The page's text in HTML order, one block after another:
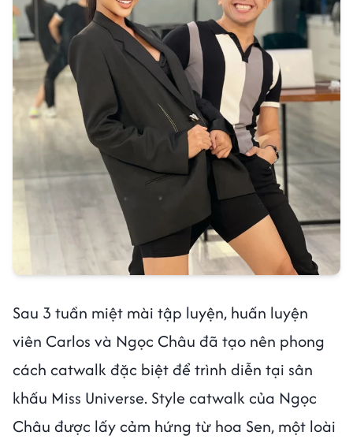
Sau 3 tuần miệt mài tập luyện, huấn luyện
viên Carlos và Ngọc Châu đã tạo nên phong
cách catwalk đặc biệt để trình diễn tại sân
khấu Miss Universe. Style catwalk của Ngọc
Châu được lấy cảm hứng từ hoa Sen, một loài